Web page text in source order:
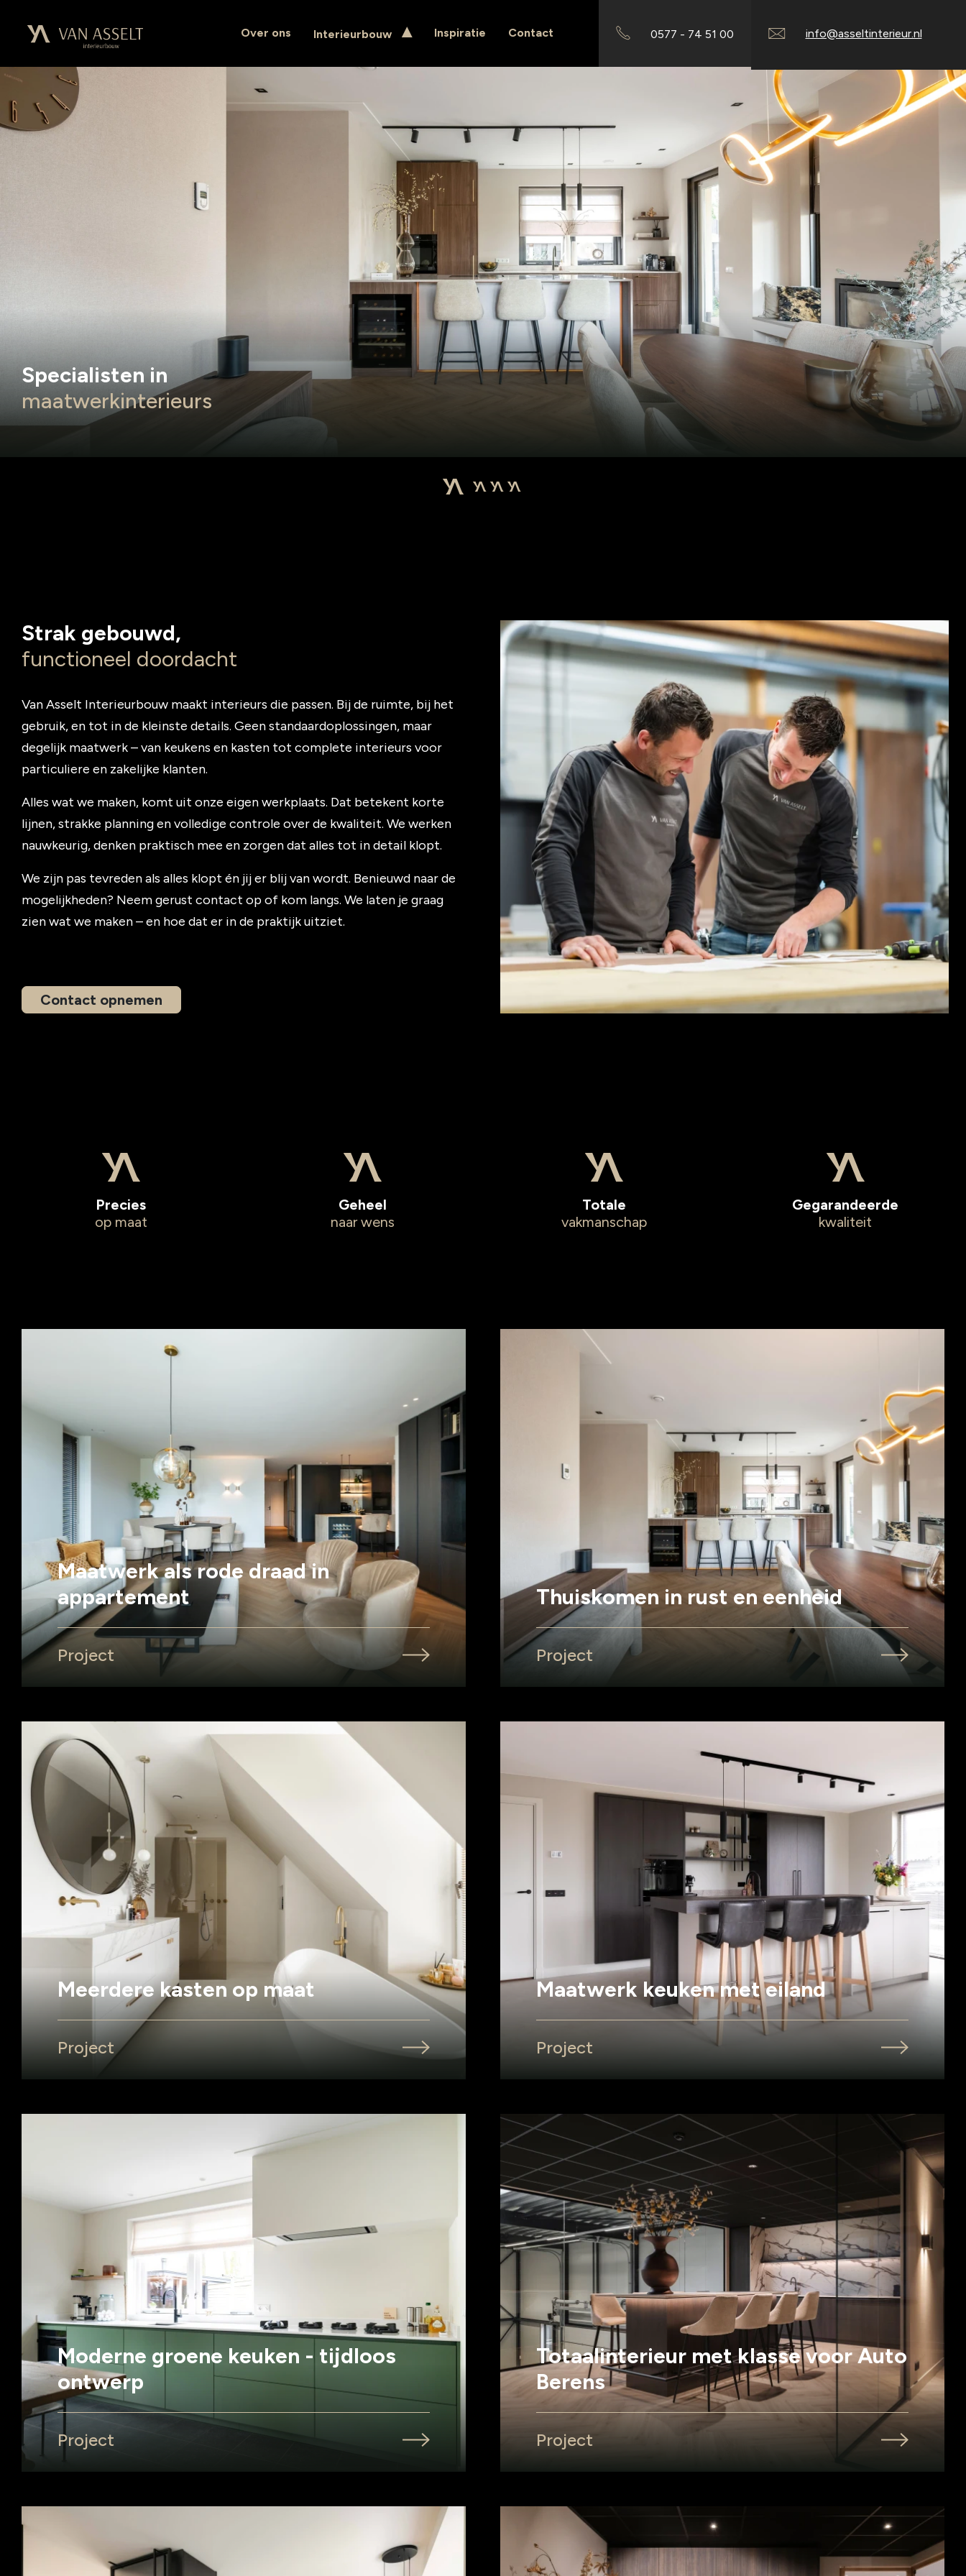
Over ons Interieurbouw Inspiratie Contact 0577 - 74 51 00 info@asseltinterieur.nl
maatwerkinterieurs
Specialisten in
Strak gebouwd,
functioneel doordacht
Van Asselt Interieurbouw maakt interieurs die passen. Bij de ruimte, bij het
gebruik, en tot in de kleinste details. Geen standaardoplossingen, maar
degelijk maatwerk – van keukens en kasten tot complete interieurs voor
particuliere en zakelijke klanten.
Alles wat we maken, komt uit onze eigen werkplaats. Dat betekent korte
lijnen, strakke planning en volledige controle over de kwaliteit. We werken
nauwkeurig, denken praktisch mee en zorgen dat alles tot in detail klopt.
We zijn pas tevreden als alles klopt én jij er blij van wordt. Benieuwd naar de
mogelijkheden? Neem gerust contact op of kom langs. We laten je graag
zien wat we maken – en hoe dat er in de praktijk uitziet.
Contact opnemen
Precies
op maat
Geheel
naar wens
Totale
vakmanschap
Gegarandeerde
kwaliteit
Maatwerk als rode draad in
appartement
Project
Thuiskomen in rust en eenheid
Project
Meerdere kasten op maat
Project
Maatwerk keuken met eiland
Project
Moderne groene keuken - tijdloos
ontwerp
Project
Totaalinterieur met klasse voor Auto
Berens
Project